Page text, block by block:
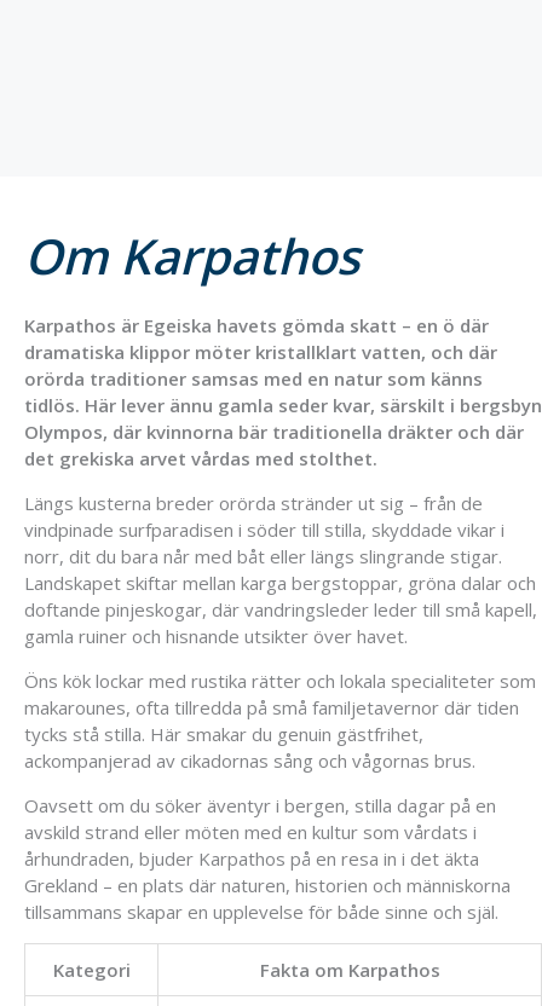
Om Karpathos
Karpathos är Egeiska havets gömda skatt – en ö där
dramatiska klippor möter kristallklart vatten, och där
orörda traditioner samsas med en natur som känns
tidlös. Här lever ännu gamla seder kvar, särskilt i bergsbyn
Olympos, där kvinnorna bär traditionella dräkter och där
det grekiska arvet vårdas med stolthet.
Längs kusterna breder orörda stränder ut sig – från de
vindpinade surfparadisen i söder till stilla, skyddade vikar i
norr, dit du bara når med båt eller längs slingrande stigar.
Landskapet skiftar mellan karga bergstoppar, gröna dalar och
doftande pinjeskogar, där vandringsleder leder till små kapell,
gamla ruiner och hisnande utsikter över havet.
Öns kök lockar med rustika rätter och lokala specialiteter som
makarounes, ofta tillredda på små familjetavernor där tiden
tycks stå stilla. Här smakar du genuin gästfrihet,
ackompanjerad av cikadornas sång och vågornas brus.
Oavsett om du söker äventyr i bergen, stilla dagar på en
avskild strand eller möten med en kultur som vårdats i
århundraden, bjuder Karpathos på en resa in i det äkta
Grekland – en plats där naturen, historien och människorna
tillsammans skapar en upplevelse för både sinne och själ.
Kategori Fakta om Karpathos